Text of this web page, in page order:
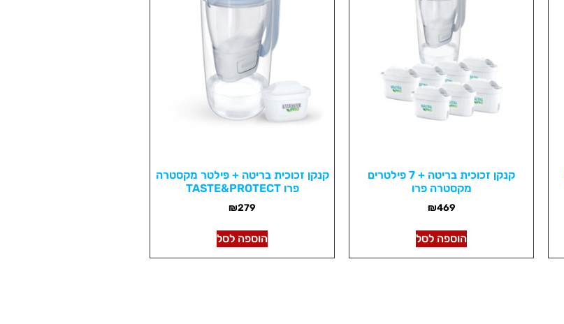
קנקן זכוכית בריטה + 7 פילטרים
מקסטרה פרו
₪469
הוספה לסל
קנקן זכוכית בריטה + פילטר מקסטרה
פרו TASTE&PROTECT
₪279
הוספה לסל